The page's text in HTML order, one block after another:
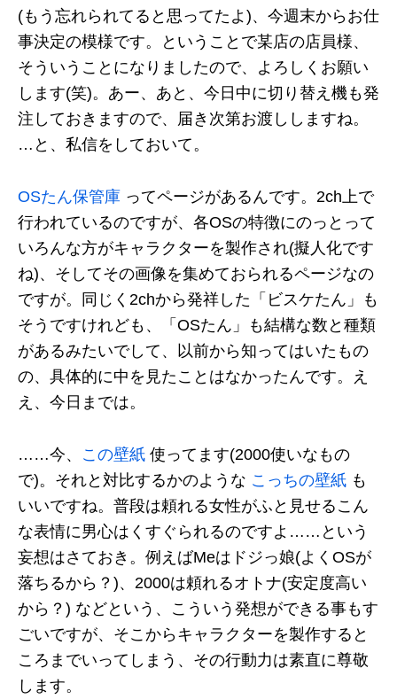
(もう忘れられてると思ってたよ)、今週末からお仕
事決定の模様です。ということで某店の店員様、
そういうことになりましたので、よろしくお願い
します(笑)。あー、あと、今日中に切り替え機も発
注しておきますので、届き次第お渡ししますね。
…と、私信をしておいて。
OSたん保管庫 ってページがあるんです。2ch上で
行われているのですが、各OSの特徴にのっとって
いろんな方がキャラクターを製作され(擬人化です
ね)、そしてその画像を集めておられるページなの
ですが。同じく2chから発祥した「ビスケたん」も
そうですけれども、「OSたん」も結構な数と種類
があるみたいでして、以前から知ってはいたもの
の、具体的に中を見たことはなかったんです。え
え、今日までは。
……今、 この壁紙 使ってます(2000使いなもの
で)。それと対比するかのような こっちの壁紙 も
いいですね。普段は頼れる女性がふと見せるこん
な表情に男心はくすぐられるのですよ……という
妄想はさておき。例えばMeはドジっ娘(よくOSが
落ちるから？)、2000は頼れるオトナ(安定度高い
から？) などという、こういう発想ができる事もす
ごいですが、そこからキャラクターを製作すると
ころまでいってしまう、その行動力は素直に尊敬
します。